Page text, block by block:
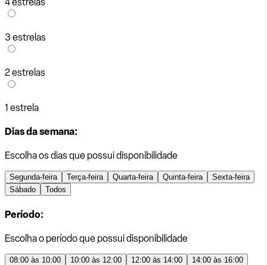
3 estrelas
2 estrelas
1 estrela
Dias da semana:
Escolha os dias que possui disponibilidade
Segunda-feira Terça-feira Quarta-feira Quinta-feira
Sexta-feira
Sábado
Todos
Período:
Escolha o período que possui disponibilidade
08:00 às 10:00 10:00 às 12:00 12:00 às 14:00
14:00 às 16:00